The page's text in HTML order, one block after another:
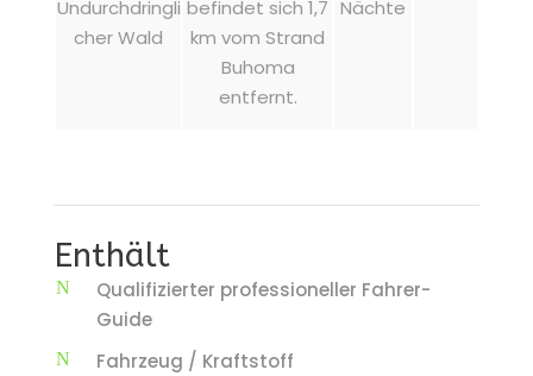
Undurchdringli
cher Wald
befindet sich 1,7
km vom Strand
Buhoma
entfernt.
Nächte
Enthält
Qualifizierter professioneller Fahrer-
Guide
Fahrzeug / Kraftstoff